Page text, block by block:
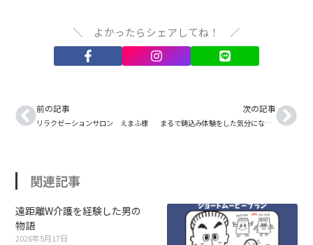
＼ よかったらシェアしてね！ ／
Prev
前の記事
リラクゼーションサロン えまふ様
次の記事
まるで鋳込み体験をした気分になる動画
関連記事
遠距離W介護を経験した男の
物語
2026年5月17日